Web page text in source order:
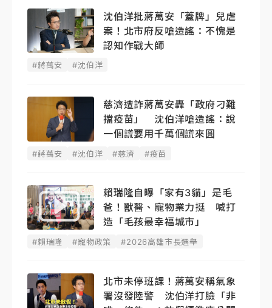
沈伯洋批蔣萬安「蓋牌」兒虐
案！北市府反嗆造謠：不愧是
認知作戰大師
#蔣萬安 #沈伯洋
慈濟遭詐蔣萬安轟「政府刁難
擋疫苗」 沈伯洋嗆造謠：說
一個謊要用千萬個謊來圓
#蔣萬安 #沈伯洋 #慈濟 #疫苗
賴瑞隆自曝「家有3貓」是毛
爸！獸醫、寵物業力挺 喊打
造「毛孩最幸福城市」
#賴瑞隆 #寵物政策 #2026高雄市長選舉
北市未停班課！蔣萬安稱氣象
署沒發陸警 沈伯洋打臉「非